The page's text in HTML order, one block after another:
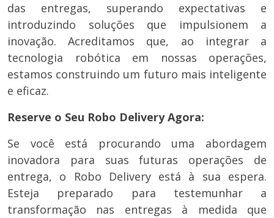
das entregas, superando expectativas e
introduzindo soluções que impulsionem a
inovação. Acreditamos que, ao integrar a
tecnologia robótica em nossas operações,
estamos construindo um futuro mais inteligente
e eficaz.
Reserve o Seu Robo Delivery Agora:
Se você está procurando uma abordagem
inovadora para suas futuras operações de
entrega, o Robo Delivery está à sua espera.
Esteja preparado para testemunhar a
transformação nas entregas à medida que